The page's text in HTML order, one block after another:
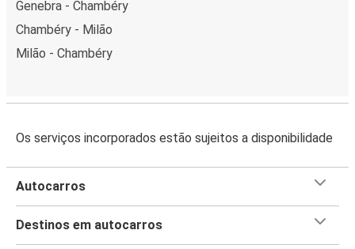
Genebra - Chambéry
Chambéry - Milão
Milão - Chambéry
Os serviços incorporados estão sujeitos a disponibilidade
Autocarros
Destinos em autocarros